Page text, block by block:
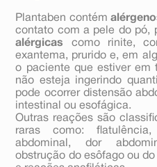
Plantaben contém
contato com a pele do pó,
alérgicas como rinite,
exantema, prurido e, em
o paciente que estiver em
não esteja ingerindo
pode ocorrer distensão
intestinal ou esofágica.
Outras reações são
raras como:
abdominal, dor
obstrução do esôfago ou